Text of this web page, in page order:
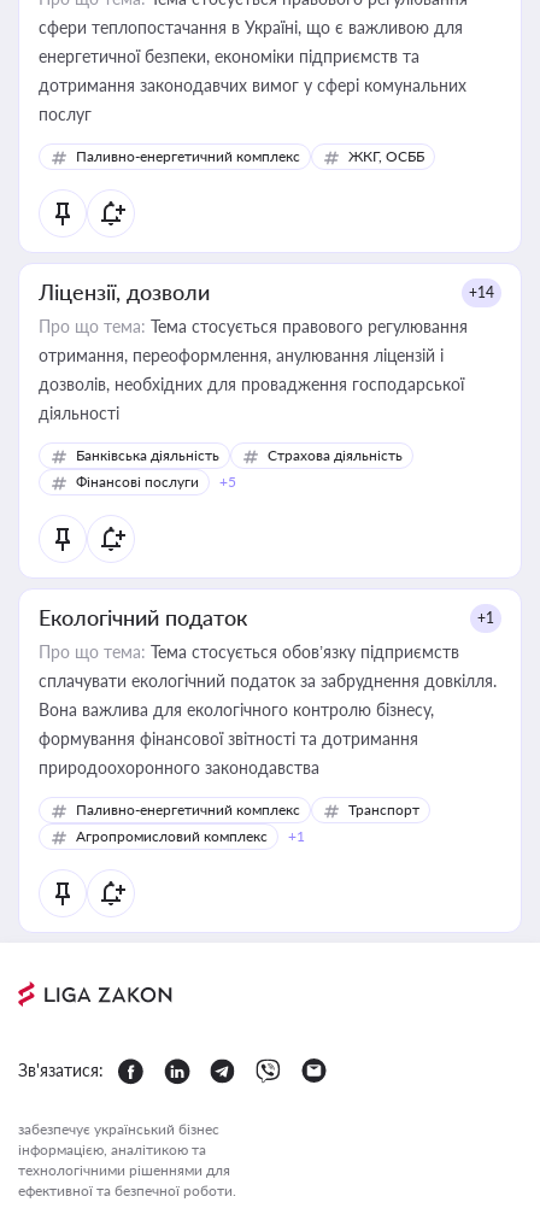
сфери теплопостачання в Україні, що є важливою для
енергетичної безпеки, економіки підприємств та
дотримання законодавчих вимог у сфері комунальних
послуг
Паливно-енергетичний комплекс ЖКГ, ОСББ
Ліцензії, дозволи +14
Про що тема: Тема стосується правового регулювання
отримання, переоформлення, анулювання ліцензій і
дозволів, необхідних для провадження господарської
діяльності
Банківська діяльність
Страхова діяльність
Фінансові послуги
+5
Екологічний податок +1
Про що тема: Тема стосується обов’язку підприємств
сплачувати екологічний податок за забруднення довкілля.
Вона важлива для екологічного контролю бізнесу,
формування фінансової звітності та дотримання
природоохоронного законодавства
Паливно-енергетичний комплекс
Транспорт
Агропромисловий комплекс
+1
Зв'язатися:
забезпечує український бізнес
інформацією, аналітикою та
технологічними рішеннями для
ефективної та безпечної роботи.